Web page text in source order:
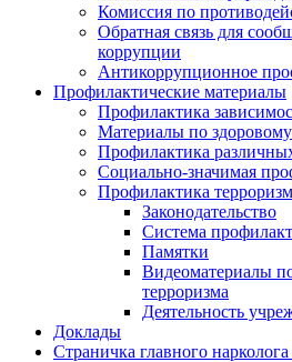
Комиссия по
Обратная связь для
коррупции
Антикоррупционное
Профилактические материалы
Профилактика
Материалы по
Профилактика
Социально-значимая
Профилактика
Законодательство
Система
Памятки
Видеоматериалы
терроризма
Деятельность
Доклады
Страничка главного